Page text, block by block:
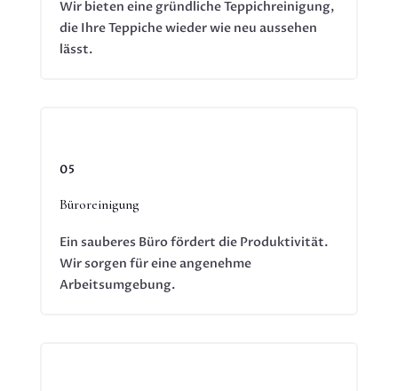
Wir bieten eine gründliche Teppichreinigung,
die Ihre Teppiche wieder wie neu aussehen
lässt.
05
Büroreinigung
Ein sauberes Büro fördert die Produktivität.
Wir sorgen für eine angenehme
Arbeitsumgebung.